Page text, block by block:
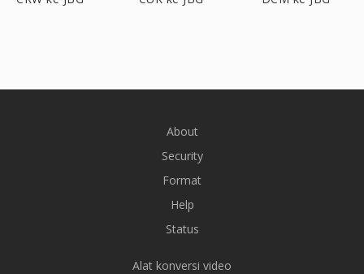
About
Security
Format
Help
Status
Alat konversi video